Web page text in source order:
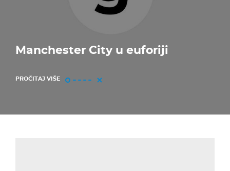
Manchester City u euforiji
PROČITAJ VIŠE